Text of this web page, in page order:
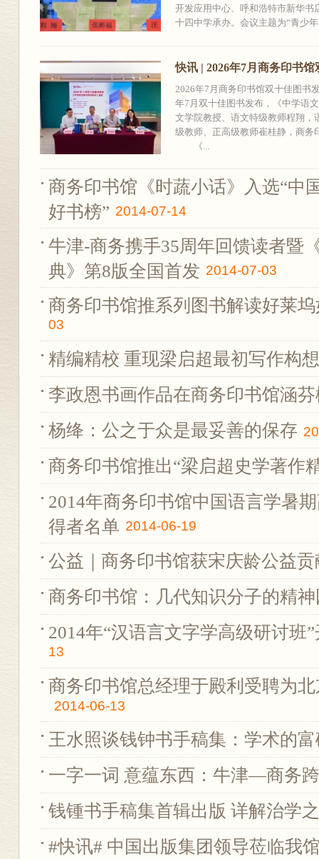
开发应用中心、呼和浩特市新华书
十四中学承办。会议主题为“青少
快讯 | 2026年7月商务印书
2026年7月商务印书馆双十佳
年7月双十佳图书发布，《中学语
文学院教授、语文特级教师程翔，
级教师、正高级教师崔桂静，商
《...
商务印书馆《时蔬小话》入选“中
好书榜” 2014-07-14
牛津-商务携手35周年回馈读者暨
典》第8版全国首发 2014-07-03
商务印书馆推系列图书解读好莱
03
精编精校 重现梁启超最初写作构
李政恩书画作品在商务印书馆涵
杨绛：公之于众是最妥善的保存
商务印书馆推出“梁启超史学著作
2014年商务印书馆中国语言学暑
得者名单 2014-06-19
公益｜商务印书馆获宋庆龄公益
商务印书馆：几代知识分子的精
2014年“汉语言文字学高级研讨班
13
商务印书馆总经理于殿利受聘为
2014-06-13
王水照谈钱钟书手稿集：学术的
一字一词 意蕴东西：牛津—商务
钱锺书手稿集首辑出版 详解治学
#快讯# 中国出版集团领导莅临我